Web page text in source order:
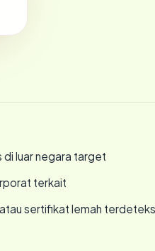
luar negara target
terkait
sertifikat lemah